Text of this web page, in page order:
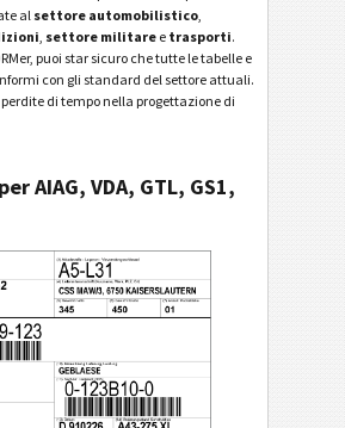
al settore automobilistico
settore militare e trasporti.
puoi star sicuro che tutte le tabelle e
con gli standard del settore attuali.
di tempo nella progettazione di
AIAG, VDA, GTL, GS1,